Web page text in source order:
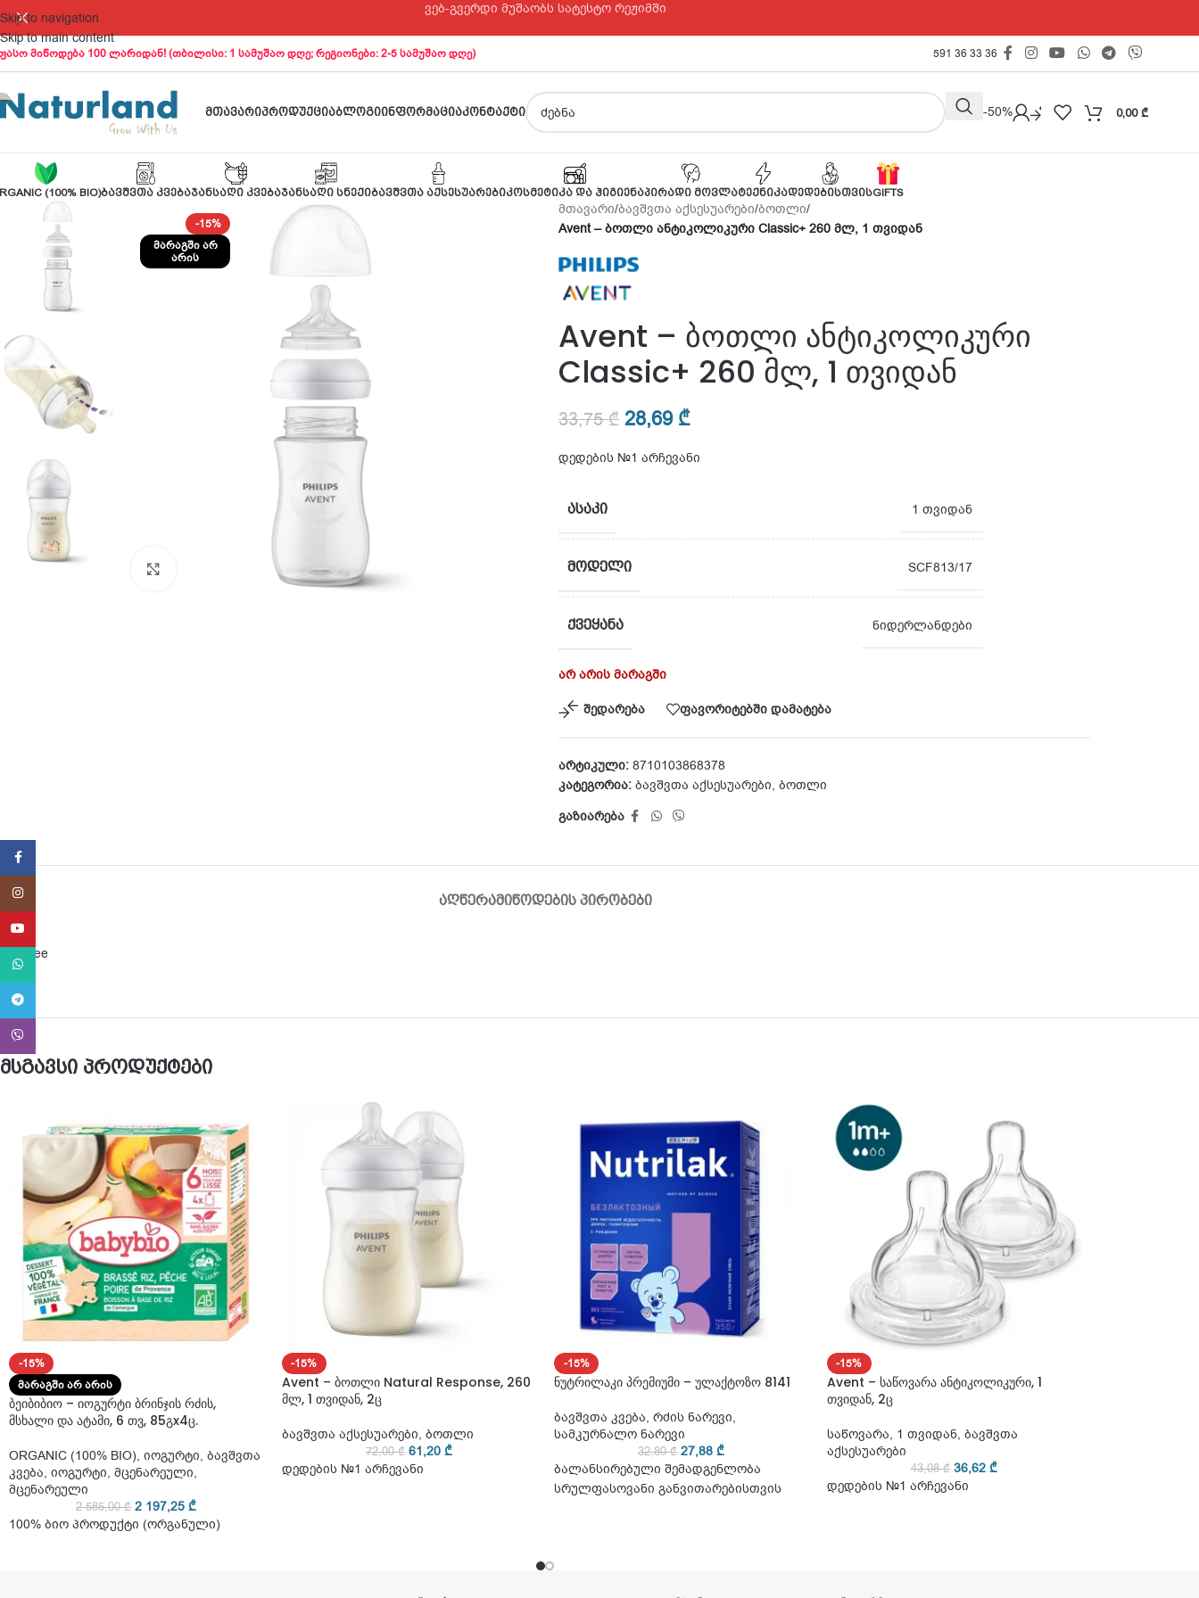
Skip to navigation
Skip to main content
ვებ-გვერდი მუშაობს სატესტო რეჟიმში
მიწოდება 100 ლარიდან! (თბილისი: 1 სამუშაო დღე; რეგიონები: 2-5 სამუშაო დღე) 591 36 33 36
ᲛᲗᲐᲕᲐᲠᲘᲞᲠᲝᲓᲣᲥᲪᲘᲐᲑᲚᲝᲒᲘᲘᲜᲤᲝᲠᲛᲐᲪᲘᲐᲙᲝᲜᲢᲐᲥᲢᲘ Outlet -50% 0,00 ₾
(100% BIO)ᲑᲐᲕᲨᲕᲗᲐ ᲙᲕᲔᲑᲐᲯᲐᲜᲡᲐᲦᲘ ᲙᲕᲔᲑᲐᲯᲐᲜᲡᲐᲦᲘ ᲡᲜᲔᲥᲘᲑᲐᲕᲨᲕᲗᲐ ᲐᲥᲡᲔᲡᲣᲐᲠᲔᲑᲘᲙᲝᲡᲛᲔᲢᲘᲙᲐ ᲓᲐ ᲰᲘᲒᲘᲔᲜᲐᲞᲘᲠᲐᲓᲘ ᲛᲝᲕᲚᲐᲢᲔᲥᲜᲘᲙᲐᲓᲔᲓᲔᲑᲘᲡᲗᲕᲘᲡGIFTS
-15%
ᲛᲐᲠᲐᲒᲨᲘ ᲐᲠ
ᲐᲠᲘᲡ
მთავარი/ბავშვთა აქსესუარები/ბოთლი/
Avent – ბოთლი ანტიკოლიკური Classic+ 260 მლ, 1 თვიდან
Avent – ბოთლი ანტიკოლიკური
Classic+ 260 მლ, 1 თვიდან
33,75₾ 28,69 ₾
დედების №1 არჩევანი
ᲐᲡᲐᲙᲘ 1 თვიდან
ᲛᲝᲓᲔᲚᲘ SCF813/17
ᲥᲕᲔᲧᲐᲜᲐ ნიდერლანდები
არ არის მარაგში
შედარება ფავორიტებში დამატება
არტიკული: 8710103868378
კატეგორია: ბავშვთა აქსესუარები, ბოთლი
გაზიარება
ᲐᲦᲬᲔᲠᲐᲛᲘᲬᲝᲓᲔᲑᲘᲡ ᲞᲘᲠᲝᲑᲔᲑᲘ
BPA free
მსგავსი პროდუქტები
-15%
ᲛᲐᲠᲐᲒᲨᲘ ᲐᲠ ᲐᲠᲘᲡ
ბეიბიბიო – იოგურტი ბრინჯის რძის,
მსხალი და ატამი, 6 თვ, 85გx4ც.
ORGANIC (100% BIO), იოგურტი, ბავშვთა
კვება, იოგურტი, მცენარეული,
მცენარეული
2 585,00₾ 2 197,25₾
100% ბიო პროდუქტი (ორგანული)
-15%
Avent – ბოთლი Natural Response, 260
მლ, 1 თვიდან, 2ც
ბავშვთა აქსესუარები, ბოთლი
72,00₾ 61,20 ₾
დედების №1 არჩევანი
-15%
ნუტრილაკი პრემიუმი – ულაქტოზო 8141
ბავშვთა კვება, რძის ნარევი,
სამკურნალო ნარევი
32,80₾ 27,88₾
ბალანსირებული შემადგენლობა
სრულფასოვანი განვითარებისთვის
-15%
Avent – საწოვარა ანტიკოლიკური, 1
თვიდან, 2ც
საწოვარა, 1 თვიდან, ბავშვთა
აქსესუარები
43,08₾ 36,62 ₾
დედების №1 არჩევანი